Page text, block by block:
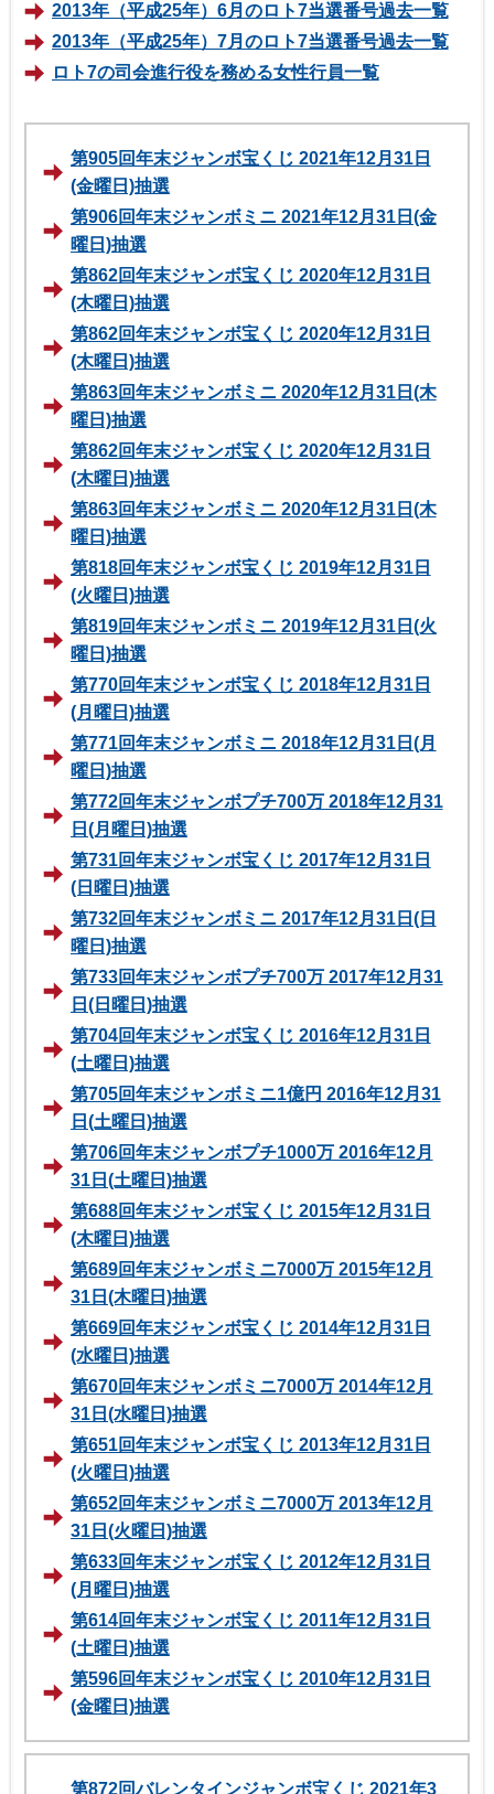
2013年（平成25年）6月のロト7当選番号過去一覧
2013年（平成25年）7月のロト7当選番号過去一覧
ロト7の司会進行役を務める女性行員一覧
第905回年末ジャンボ宝くじ 2021年12月31日
(金曜日)抽選
第906回年末ジャンボミニ 2021年12月31日(金
曜日)抽選
第862回年末ジャンボ宝くじ 2020年12月31日
(木曜日)抽選
第862回年末ジャンボ宝くじ 2020年12月31日
(木曜日)抽選
第863回年末ジャンボミニ 2020年12月31日(木
曜日)抽選
第862回年末ジャンボ宝くじ 2020年12月31日
(木曜日)抽選
第863回年末ジャンボミニ 2020年12月31日(木
曜日)抽選
第818回年末ジャンボ宝くじ 2019年12月31日
(火曜日)抽選
第819回年末ジャンボミニ 2019年12月31日(火
曜日)抽選
第770回年末ジャンボ宝くじ 2018年12月31日
(月曜日)抽選
第771回年末ジャンボミニ 2018年12月31日(月
曜日)抽選
第772回年末ジャンボプチ700万 2018年12月31
日(月曜日)抽選
第731回年末ジャンボ宝くじ 2017年12月31日
(日曜日)抽選
第732回年末ジャンボミニ 2017年12月31日(日
曜日)抽選
第733回年末ジャンボプチ700万 2017年12月31
日(日曜日)抽選
第704回年末ジャンボ宝くじ 2016年12月31日
(土曜日)抽選
第705回年末ジャンボミニ1億円 2016年12月31
日(土曜日)抽選
第706回年末ジャンボプチ1000万 2016年12月
31日(土曜日)抽選
第688回年末ジャンボ宝くじ 2015年12月31日
(木曜日)抽選
第689回年末ジャンボミニ7000万 2015年12月
31日(木曜日)抽選
第669回年末ジャンボ宝くじ 2014年12月31日
(水曜日)抽選
第670回年末ジャンボミニ7000万 2014年12月
31日(水曜日)抽選
第651回年末ジャンボ宝くじ 2013年12月31日
(火曜日)抽選
第652回年末ジャンボミニ7000万 2013年12月
31日(火曜日)抽選
第633回年末ジャンボ宝くじ 2012年12月31日
(月曜日)抽選
第614回年末ジャンボ宝くじ 2011年12月31日
(土曜日)抽選
第596回年末ジャンボ宝くじ 2010年12月31日
(金曜日)抽選
第872回バレンタインジャンボ宝くじ 2021年3